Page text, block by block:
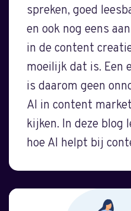
spreken, goed
en ook nog eens
in de content
moeilijk dat is. Een
is daarom geen
AI in content
kijken. In deze blog
hoe AI helpt bij